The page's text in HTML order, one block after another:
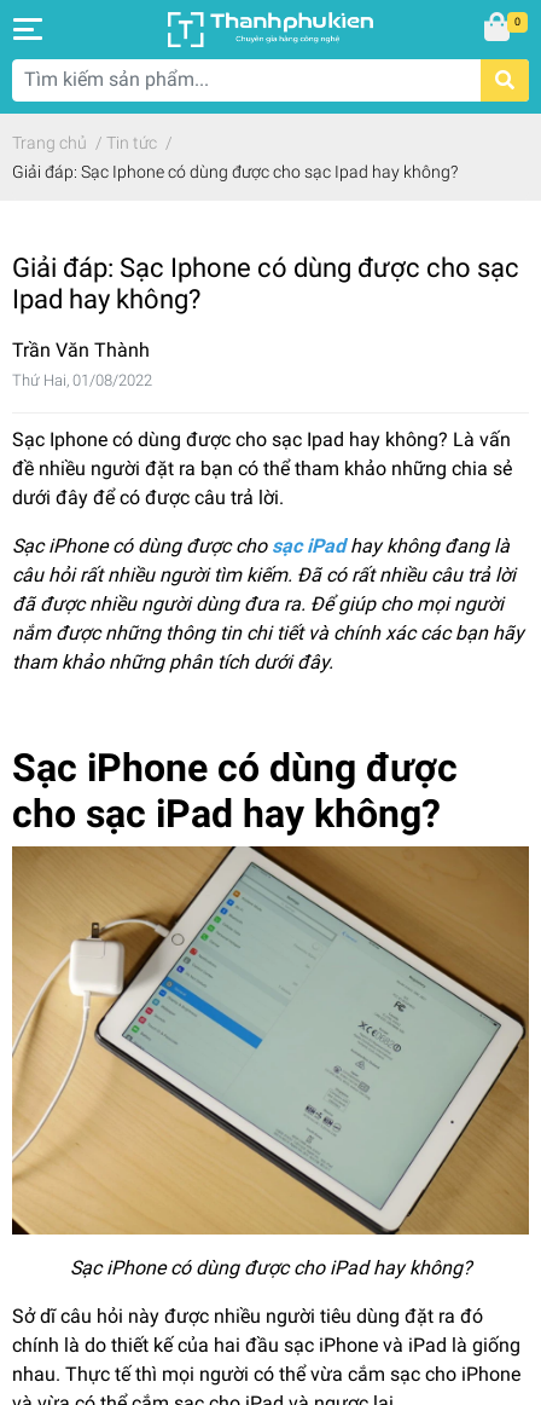
0
Trang chủ / Tin tức /
Giải đáp: Sạc Iphone có dùng được cho sạc Ipad hay không?
Giải đáp: Sạc Iphone có dùng được cho sạc
Ipad hay không?
Trần Văn Thành
Thứ Hai, 01/08/2022
Sạc Iphone có dùng được cho sạc Ipad hay không? Là vấn
đề nhiều người đặt ra bạn có thể tham khảo những chia sẻ
dưới đây để có được câu trả lời.
Sạc iPhone có dùng được cho sạc iPadhay không đang là
câu hỏi rất nhiều người tìm kiếm. Đã có rất nhiều câu trả lời
đã được nhiều người dùng đưa ra. Để giúp cho mọi người
nắm được những thông tin chi tiết và chính xác các bạn hãy
tham khảo những phân tích dưới đây.
Sạc iPhone có dùng được
cho sạc iPad hay không?
Sạc iPhone có dùng được cho iPad hay không?
Sở dĩ câu hỏi này được nhiều người tiêu dùng đặt ra đó
chính là do thiết kế của hai đầu sạc iPhone và iPad là giống
nhau. Thực tế thì mọi người có thể vừa cắm sạc cho iPhone